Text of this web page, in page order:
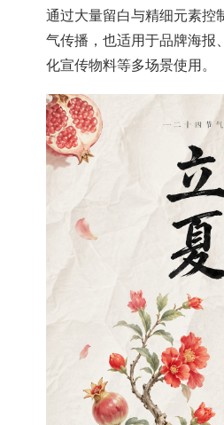
通过大量留白与精细元素控
气传播，也适用于品牌海报
化宣传物料等多场景使用。